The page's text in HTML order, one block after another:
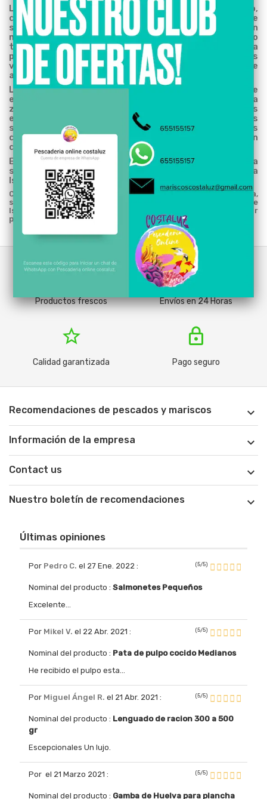
La sardina de alba es capturada con el crepúsculo,
donde las sardinas se vuelven locas intentando huir de
sus depredadores: atunes rojos, bonitos, caballas..., son
muchos depredadores los que irán tras este pescado
tan delicioso, es ahí cuando se capturan y se llevan a
puerto con escasas horas de pesca, son muchas las
veces que los compradores vemos la sardina viva de
alba en la lonja de Isla Cristina.
La sardina es catalogada como pescado azul, posee
escamas y espina central con muchas espinas en la
zona de la ventrecha y posterior a su cabeza, dichas
espinas son inofensivas para niños y ancianos. Podemos
saber si la sardina es fresca, congelada o tiene varios
días si estas estas desembuchadas, flácidas o bien
desescamadas totalmente.
Espero que esta descripción poco tradicional de la
sardina te anime a conocerla y degustarla, y si viajas a
Isla Cristina algún día no te vayas sin degustarlas.
Comprar sardina, venta de sardina, donde comprar sardina,
sardina a domicilio, Mayoristas de sardina ibérica, sardina de
Isla Cristina, la mejor sardina, sardina de Andalucía, comprar
pescado buchón, comprar zapatera, comprar sarda.
Productos frescos Envíos en 24 Horas
star_border
Calidad garantizada
lock
Pago seguro
Recomendaciones de pescados y mariscos 
Información de la empresa 
Contact us 
Nuestro boletín de recomendaciones 
Últimas opiniones
Por Pedro C. el 27 Ene. 2022 : (5/5)
Nominal del producto : Salmonetes Pequeños
Excelente...
Por Mikel V. el 22 Abr. 2021 : (5/5)
Nominal del producto : Pata de pulpo cocido Medianos
He recibido el pulpo esta...
Por Miguel Ángel R. el 21 Abr. 2021 : (5/5)
Nominal del producto : Lenguado de racion 300 a 500
gr
Escepcionales Un lujo.
Por el 21 Marzo 2021 : (5/5)
Nominal del producto : Gamba de Huelva para plancha